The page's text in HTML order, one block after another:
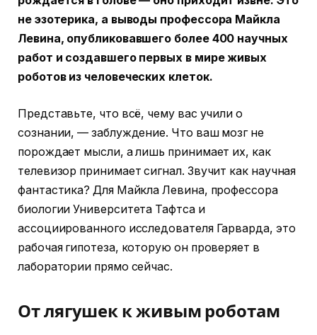
не эзотерика, а выводы профессора Майкла
Левина, опубликовавшего более 400 научных
работ и создавшего первых в мире живых
роботов из человеческих клеток.
Представьте, что всё, чему вас учили о
сознании, — заблуждение. Что ваш мозг не
порождает мысли, а лишь принимает их, как
телевизор принимает сигнал. Звучит как научная
фантастика? Для Майкла Левина, профессора
биологии Университета Тафтса и
ассоциированного исследователя Гарварда, это
рабочая гипотеза, которую он проверяет в
лаборатории прямо сейчас.
От лягушек к живым роботам